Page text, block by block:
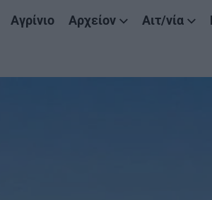
Αγρίνιο Αρχείον Αιτ/νία